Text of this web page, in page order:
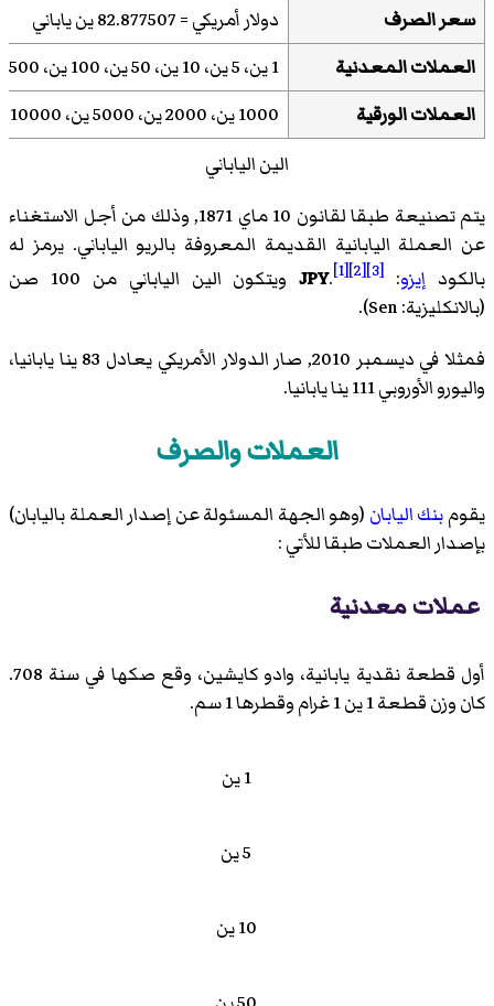
سعر الصرف
دولار أمريكي = 82.877507 ين ياباني
العملات المعدنية
1 ين، 5 ين، 10 ين، 50 ين، 100 ين، 500 ين
العملات الورقية
1000 ين، 2000 ين، 5000 ين، 10000 ين
الين الياباني
يتم تصنيعة طبقا لقانون 10 ماي 1871, وذلك من أجل الاستغناء
عن العملة اليابانية القديمة المعروفة بالريو الياباني. يرمز له
بالكود إيزو:
JPY.[1][2][3]
ويتكون الين الياباني من 100 صن
(بالانكليزية: Sen).
فمثلا في ديسمبر 2010, صار الدولار الأمريكي يعادل 83 ينا يابانيا،
واليورو الأوروبي 111 ينا يابانيا.
العملات والصرف
يقومبنك اليابان (وهو الجهة المسئولة عن إصدار العملة باليابان)
بإصدار العملات طبقا للأتي :
عملات معدنية
أول قطعة نقدية يابانية، وادو كايشين، وقع صكها في سنة 708.
كان وزن قطعة 1 ين 1 غرام وقطرها 1 سم.
1 ين
5 ين
10 ين